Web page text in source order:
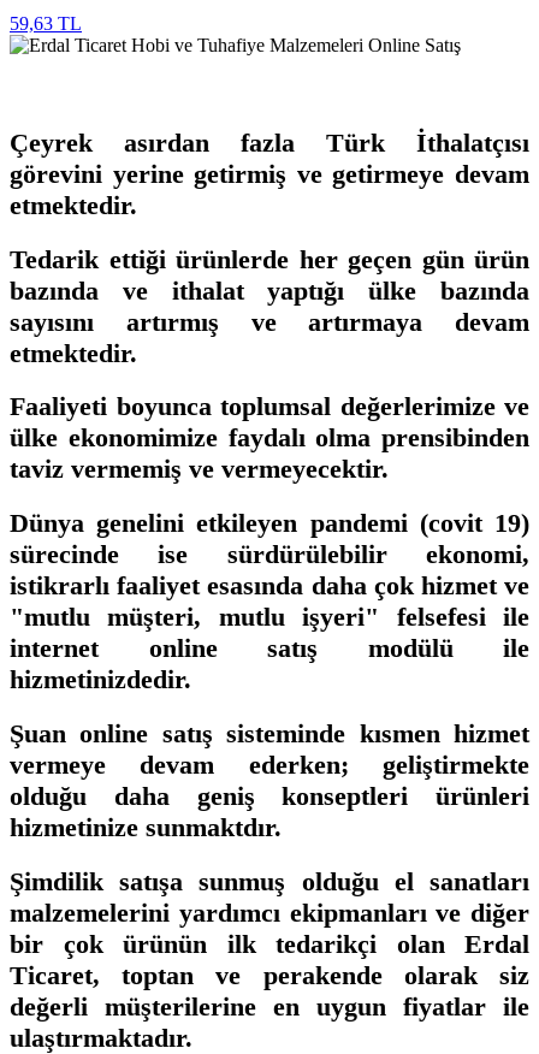
59,63 TL
Çeyrek asırdan fazla Türk İthalatçısı
görevini yerine getirmiş ve getirmeye devam
etmektedir.
Tedarik ettiği ürünlerde her geçen gün ürün
bazında ve ithalat yaptığı ülke bazında
sayısını artırmış ve artırmaya devam
etmektedir.
Faaliyeti boyunca toplumsal değerlerimize ve
ülke ekonomimize faydalı olma prensibinden
taviz vermemiş ve vermeyecektir.
Dünya genelini etkileyen pandemi (covit 19)
sürecinde ise sürdürülebilir ekonomi,
istikrarlı faaliyet esasında daha çok hizmet ve
"mutlu müşteri, mutlu işyeri" felsefesi ile
internet online satış modülü ile
hizmetinizdedir.
Şuan online satış sisteminde kısmen hizmet
vermeye devam ederken; geliştirmekte
olduğu daha geniş konseptleri ürünleri
hizmetinize sunmaktdır.
Şimdilik satışa sunmuş olduğu el sanatları
malzemelerini yardımcı ekipmanları ve diğer
bir çok ürünün ilk tedarikçi olan Erdal
Ticaret, toptan ve perakende olarak siz
değerli müşterilerine en uygun fiyatlar ile
ulaştırmaktadır.